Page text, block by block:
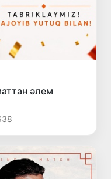
әлем